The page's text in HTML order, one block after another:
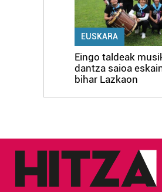
EUSKARA
Eingo taldeak
dantza saioa
bihar Lazkaon